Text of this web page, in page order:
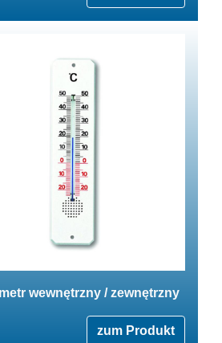
wewnętrzny / zewnętrzny
zum Produkt